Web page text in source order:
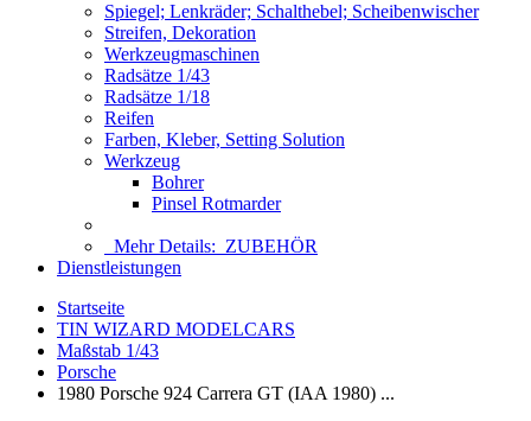
Spiegel; Lenkräder; Schalthebel; Scheibenwischer
Streifen, Dekoration
Werkzeugmaschinen
Radsätze 1/43
Radsätze 1/18
Reifen
Farben, Kleber, Setting Solution
Werkzeug
Bohrer
Pinsel Rotmarder
Mehr Details: ZUBEHÖR
Dienstleistungen
Startseite
TIN WIZARD MODELCARS
Maßstab 1/43
Porsche
1980 Porsche 924 Carrera GT (IAA 1980) ...